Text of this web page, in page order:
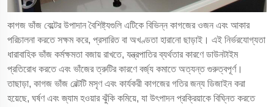
কাগজ ভাঁজ বেল্টের উপাদান বৈশিষ্ট্যগুলি এটিকে বিভিন্ন কাগজের ওজন এবং আকার
পরিচালনা করতে সক্ষম করে, প্রসারিত বা অখণ্ডতা হারানো ছাড়াই। এই নির্ভরযোগ্যতা
ধারাবাহিক ভাঁজ কর্মক্ষমতা বজায় রাখতে, যন্ত্রপাতির ব্যর্থতার কারণে ডাউনটাইম
প্রতিরোধ করতে এবং ভাঁজের ত্রুটির কারণে বর্জ্য কমাতে অত্যন্ত গুরুত্বপূর্ণ।
তাছাড়া, কাগজ ভাঁজ বেল্টটি মসৃণ এবং কার্যকরী কাগজের গতির জন্য ডিজাইন করা
হয়েছে, ঘর্ষণ এবং জ্যাম হওয়ার ঝুঁকি কমিয়ে, যা উৎপাদন প্রক্রিয়াকে বিঘ্নিত করতে